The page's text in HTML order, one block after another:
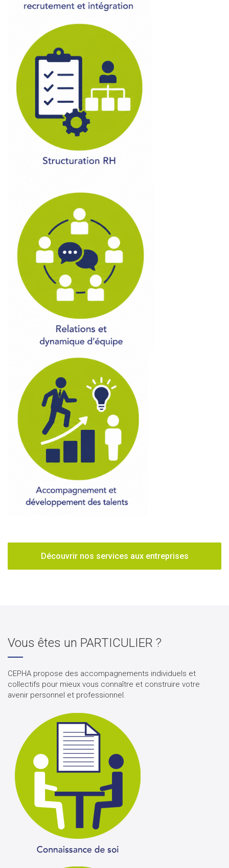
Découvrir nos services aux entreprises
Vous êtes un PARTICULIER ?
CEPHA propose des accompagnements individuels et
collectifs pour mieux vous connaître et construire votre
avenir personnel et professionnel.